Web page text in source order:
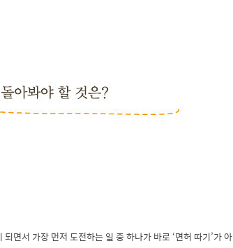
면서 가장 먼저 도전하는 일 중 하나가 바로 ‘면허 따기’가 아